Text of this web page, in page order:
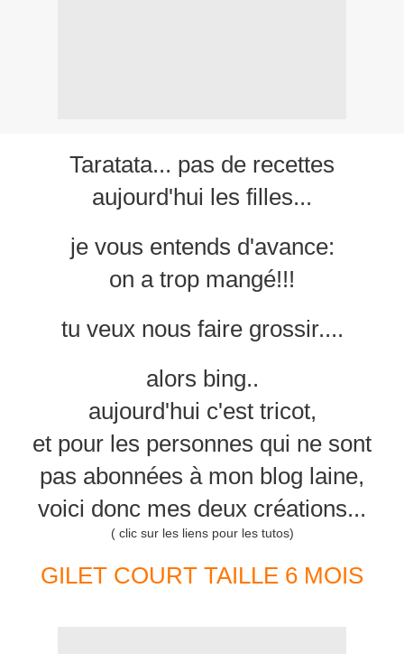
Taratata... pas de recettes
aujourd'hui les filles...
je vous entends d'avance:
on a trop mangé!!!
tu veux nous faire grossir....
alors bing..
aujourd'hui c'est tricot,
et pour les personnes qui ne sont
pas abonnées à mon blog laine,
voici donc mes deux créations...
( clic sur les liens pour les tutos)
GILET COURT TAILLE 6 MOIS